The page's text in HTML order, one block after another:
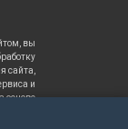
вы
сайта,
и
основе